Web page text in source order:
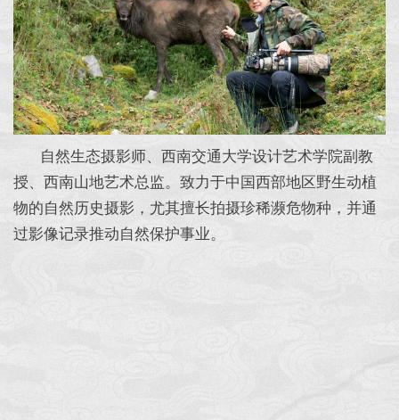
自然生态摄影师、西南交通大学设计艺术学院副教
授、西南山地艺术总监。致力于中国西部地区野生动植
物的自然历史摄影，尤其擅长拍摄珍稀濒危物种，并通
过影像记录推动自然保护事业。